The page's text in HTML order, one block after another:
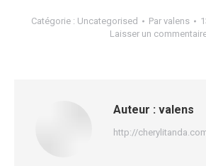
Catégorie : Uncategorised Par valens
Laisser un
Auteur : valens
http://